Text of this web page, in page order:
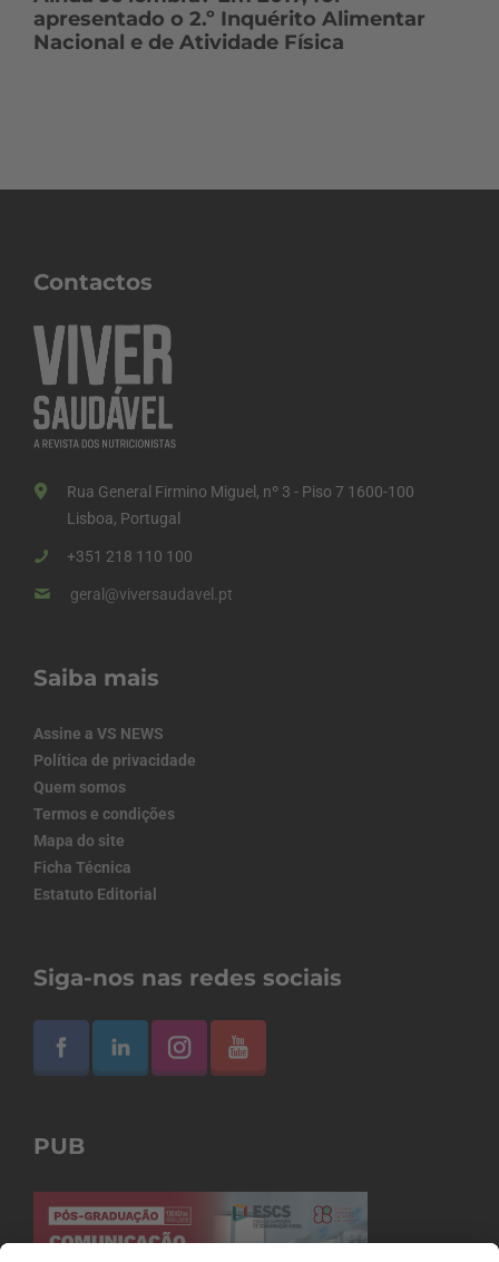
apresentado o 2.º Inquérito Alimentar
Nacional e de Atividade Física
Contactos
Rua General Firmino Miguel, nº 3 - Piso 7 1600-100
Lisboa, Portugal
+351 218 110 100
geral@viversaudavel.pt
Saiba mais
Assine a VS NEWS
Política de privacidade
Quem somos
Termos e condições
Mapa do site
Ficha Técnica
Estatuto Editorial
Siga-nos nas redes sociais
PUB